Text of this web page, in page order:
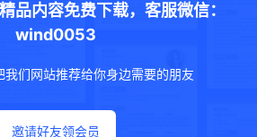
品内容免费下载，客服微信：
wind0053
我们网站推荐给你身边需要的朋友
邀请好友领会员